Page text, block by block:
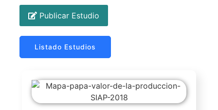
Publicar Estudio
Listado Estudios